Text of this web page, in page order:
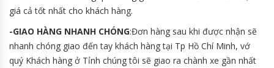
giá cả tốt nhất cho khách hàng.
-GIAO HÀNG NHANH CHÓNG:Đơn hàng sau khi được nhận sẽ
nhanh chóng giao đến tay khách hàng tại Tp Hồ Chí Minh, vớ
quý Khách hàng ở Tỉnh chúng tôi sẽ giao ra chành xe gần nhất